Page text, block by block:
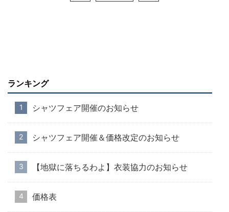
ランキング
シャツフェア開催のお知らせ
シャツフェア開催＆価格改定のお知らせ
【地獄に落ちるわよ】衣装協力のお知らせ
価格表